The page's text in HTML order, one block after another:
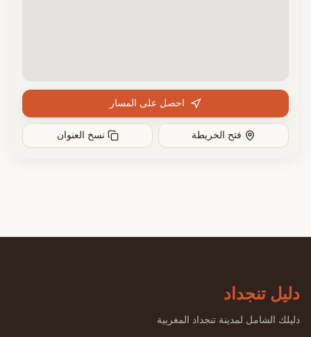
احصل على المسار
فتح الخريطة نسخ العنوان
دليل تنجداد
دليلك الشامل لمدينة تنجداد المغربية